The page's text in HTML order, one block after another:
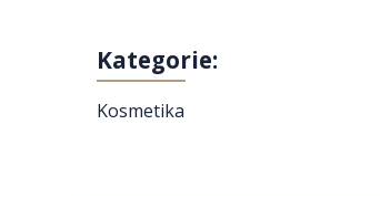
Kategorie:
Kosmetika